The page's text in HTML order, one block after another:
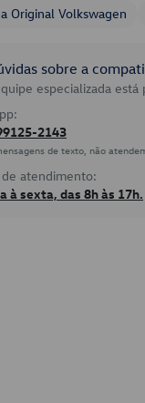
Original Volkswagen
sobre a
especializada
2143
de texto, não
atendimento:
à sexta, das 8h às 17h.